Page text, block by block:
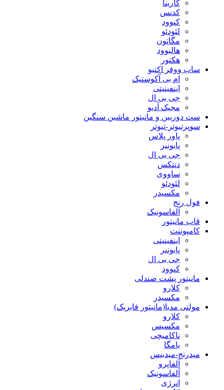
کارینا
کدنس
کنوود
لئودئو
مگاتون
هالیوود
هکتور
ساب ووفر اکتیو
ام بی آکوستیک
اینفینیتی
جی بی ال
مجیک آدیو
ست دوربین و مانیتور ماشین سنگین
سوپرتیوتر-تیوتر
پاور پلاس
پایونیر
جی بی ال
دنتکس
ساووی
لئودئو
مکسیدر
فول رنج
آلفاسونیک
قاب مانیتور
کامپوننت
اینفینیتی
پایونیر
جی بی ال
کنوود
مانیتور پشت صندلی
کلارو
مکسیدر
مولتی مدیا(مانیتور فابریک)
کلارو
مکسیس
ناکامیچی
یامگا
میدرنج-میدبیس
آلفاپرو
آلفاسونیک
انرژی